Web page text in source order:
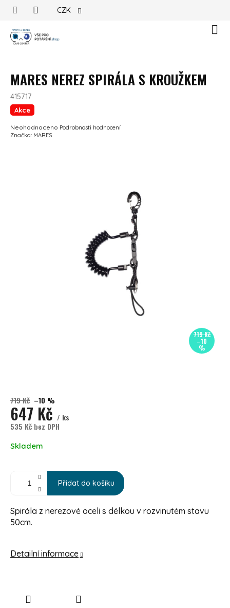
CZK
MARES NEREZ SPIRÁLA S KROUŽKEM
415717
Akce
Průměrné hodnocení produktu je 0,0 z 5 hvězdiček.
Neohodnoceno Podrobnosti hodnocení
Značka: MARES
719 Kč
–10
%
719 Kč –10 %
647 Kč / ks
535 Kč bez DPH
Měrná cena:
Skladem
Přidat do košíku
Spirála z nerezové oceli s délkou v rozvinutém stavu
50cm.
Detailní informace